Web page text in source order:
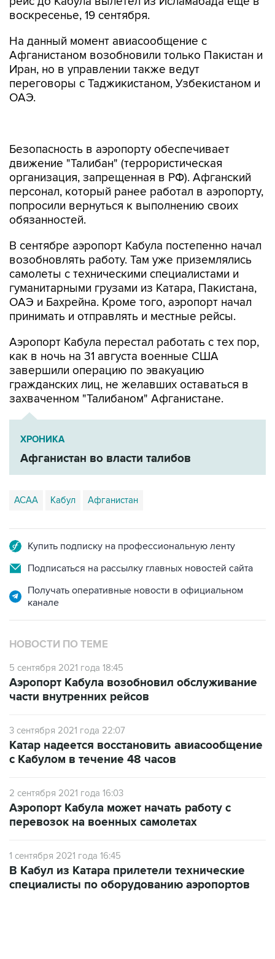
воскресенье, 19 сентября.
На данный момент авиасообщение с
Афганистаном возобновили только Пакистан и
Иран, но в управлении также ведут
переговоры с Таджикистаном, Узбекистаном и
ОАЭ.
организация, запрещенная в РФ). Афганский
персонал, который ранее работал в аэропорту,
попросили вернуться к выполнению своих
обязанностей.
В сентябре аэропорт Кабула постепенно начал
самолеты с техническими специалистами и
гуманитарными грузами из Катара, Пакистана,
ОАЭ и Бахрейна. Кроме того, аэропорт начал
принимать и отправлять и местные рейсы.
Аэропорт Кабула перестал работать с тех пор,
завершили операцию по эвакуацию
гражданских лиц, не желавших оставаться в
захваченном "Талибаном" Афганистане.
ХРОНИКА
Афганистан во власти талибов
ACAA Кабул Афганистан
Подписаться на рассылку главных новостей сайта
Получать оперативные новости в официальном
НОВОСТИ ПО ТЕМЕ
5 сентября 2021 года 18:45
части внутренних рейсов
3 сентября 2021 года 22:07
с Кабулом в течение 48 часов
2 сентября 2021 года 16:03
перевозок на военных самолетах
1 сентября 2021 года 16:45
специалисты по оборудованию аэропортов